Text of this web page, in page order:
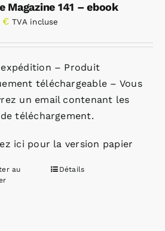
Magazine 141 – ebook
€ TVA incluse
expédition – Produit
téléchargeable – Vous
un email contenant les
téléchargement.
ici pour la version papier
au
Détails